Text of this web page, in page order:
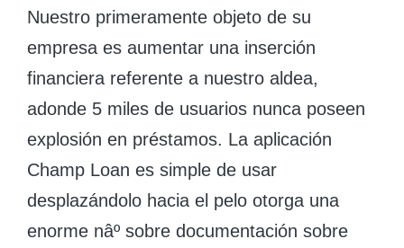
Nuestro primeramente objeto de su
empresa es aumentar una inserción
financiera referente a nuestro aldea,
adonde 5 miles de usuarios nunca poseen
explosión en préstamos. La aplicación
Champ Loan es simple de usar
desplazándolo hacia el pelo otorga una
enorme nâº sobre documentación sobre